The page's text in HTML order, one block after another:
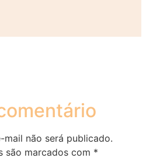
mail não será publicado.
são marcados com *